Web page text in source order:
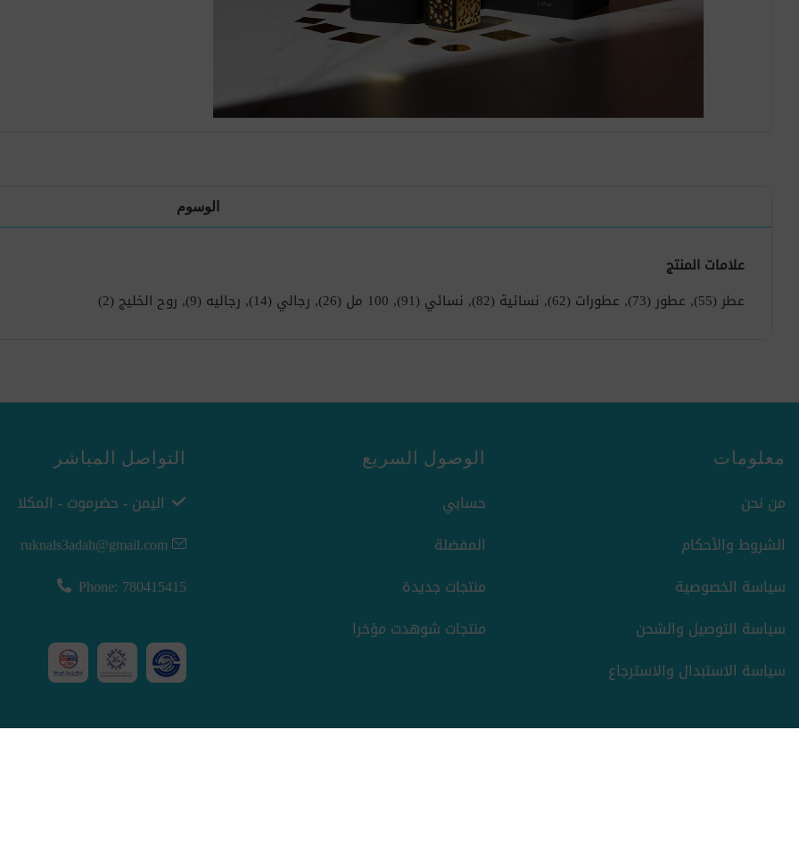
الوسوم
علامات المنتج
عطر (55)
, عطور (73)
, عطورات (62)
, نسائية (82)
, نسائي (91)
, 100 مل (26)
, رجالي (14)
, رجاليه (9)
, روح الخليج (2)
معلومات
من نحن
الشروط والأحكام
سياسة الخصوصية
سياسة التوصيل والشحن
سياسة الاستبدال والاسترجاع
الوصول السريع
حسابي
المفضلة
منتجات جديدة
منتجات شوهدت مؤخرا
التواصل المباشر
اليمن - حضرموت - المكلا
ruknals3adah@gmail.com
Phone: 780415415